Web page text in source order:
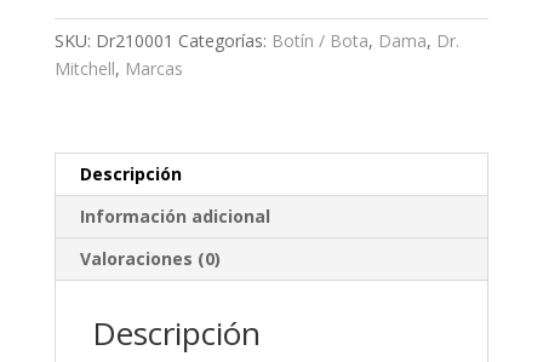
SKU: Dr210001 Categorías: Botín / Bota, Dama, Dr.
Mitchell, Marcas
Descripción
Información adicional
Valoraciones (0)
Descripción